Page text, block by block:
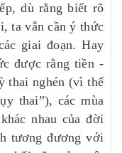
dù rằng biết rõ
ta vẫn cần ý thức
giai đoạn. Hay
được rằng tiền -
thai nghén (vì thế
thai”), các mùa
nhau của đời
tương đương với